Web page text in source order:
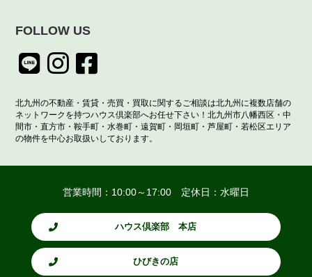
FOLLOW US
北九州の不動産・賃貸・売買・買取に関するご相談は北九州に複数店舗の
ネットワークを持つハウス倶楽部へお任せ下さい！北九州市八幡西区・中
間市・直方市・鞍手町・水巻町・遠賀町・岡垣町・芦屋町・若松区エリア
の物件を中心お取扱いしております。
営業時間：10:00～17:00 定休日：水曜日
ハウス倶楽部 本店
ひびきの店